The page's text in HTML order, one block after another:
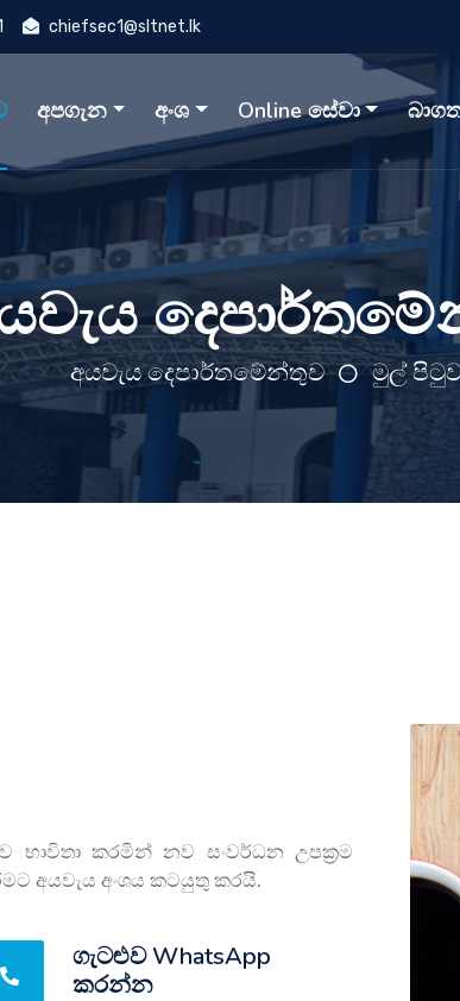
chiefsec1@sltnet.lk
අපගැන අංශ Online සේවා
අයවැය දෙපාර්තමේන්තුව මුල්
භාවිතා කරමින් නව සංවර්ධන උපක්‍රම
අයවැය අංශය කටයුතු කරයි.
ගැටළුව WhatsApp
කරන්න